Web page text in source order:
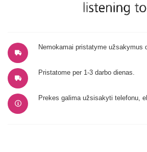
Nemokamai pristatyme užsakymus
Pristatome per 1-3 darbo dienas.
Prekes galima užsisakyti telefonu,